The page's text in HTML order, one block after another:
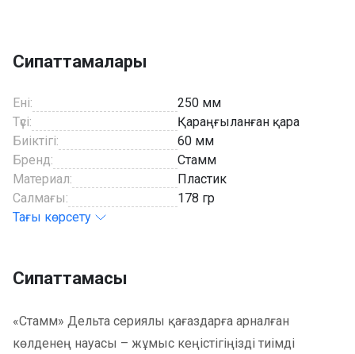
Сипаттамалары
Ені:
250 мм
Түсі:
Қараңғыланған қара
Биіктігі:
60 мм
Бренд:
Стамм
Материал:
Пластик
Салмағы:
178 гр
Тағы көрсету
Сипаттамасы
«Стамм» Дельта сериялы қағаздарға арналған
көлденең науасы – жұмыс кеңістігіңізді тиімді